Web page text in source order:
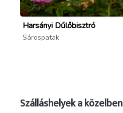
Harsányi Dűlőbisztró
Sárospatak
Szálláshelyek a közelben